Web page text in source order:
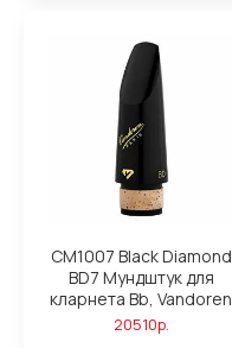
CM1007 Black Diamond
BD7 Мундштук для
кларнета Bb, Vandoren
20510р.